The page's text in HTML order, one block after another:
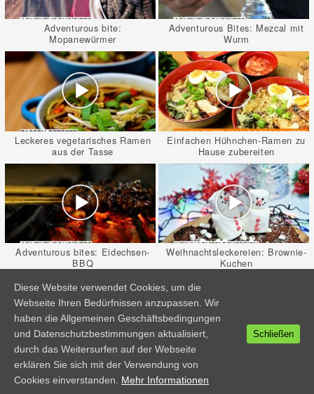
Adventurous bite:
Mopanewürmer
Adventurous Bites: Mezcal mit
Wurm
Leckeres vegetarisches Ramen
aus der Tasse
Einfachen Hühnchen-Ramen zu
Hause zubereiten
Adventurous bites: Eidechsen-
BBQ
Weihnachtsleckereien: Brownie-
Kuchen
Diese Hahnhoden sind kein
Gericht für Zartbesaitete
Dekoratives Obst-
AGB | Datenschutzhinweise | Impressum |
Diese Website verwendet Cookies, um die
Webseite Ihren Bedürfnissen anzupassen. Wir
haben die Allgemeinen Geschäftsbedingungen
und Datenschutzbestimmungen aktualisiert,
durch das Weitersurfen auf der Webseite
erklären Sie sich mit der Verwendung von
Cookies einverstanden. Mehr Informationen
Schließen